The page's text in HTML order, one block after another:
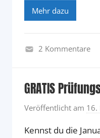
Mehr dazu
s
r
2 Kommentare
GRATIS
Veröffentlicht am 16.
Kennst du die